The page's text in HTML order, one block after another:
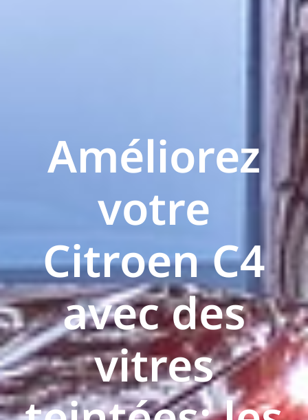
Améliorez
votre
Citroen C4
avec des
vitres